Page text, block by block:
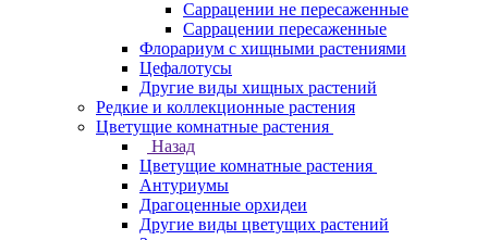
Саррацении не пересаженные
Саррацении пересаженные
Флорариум с хищными растениями
Цефалотусы
Другие виды хищных растений
Редкие и коллекционные растения
Цветущие комнатные растения
Назад
Цветущие комнатные растения
Антуриумы
Драгоценные орхидеи
Другие виды цветущих растений